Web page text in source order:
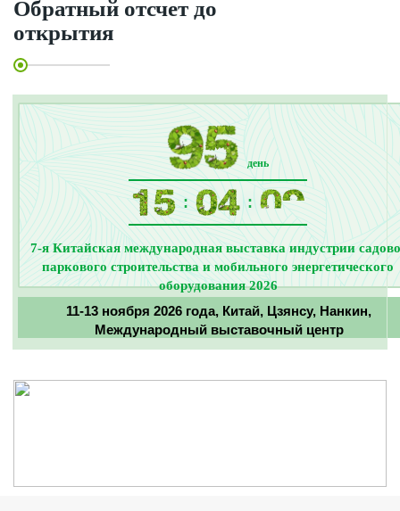
Обратный отсчет до
открытия
день
: :
7-я Китайская международная выставка индустрии
паркового строительства и мобильного энергетического
оборудования 2026
11-13 ноября 2026 года, Китай, Цзянсу, Нанкин,
Международный выставочный центр